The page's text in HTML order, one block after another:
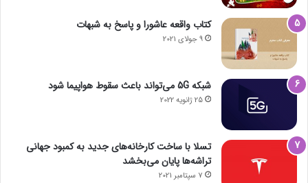
کتاب واقعه عاشورا و پاسخ به شبهات
9 جولای 2021
شبکه 5G می‌تواند باعث سقوط هواپیما شود
25 ژانویه 2022
تسلا با ساخت کارخانه‌های جدید به کمبود جهانی
تراشه‌ها پایان می‌بخشد
7 سپتامبر 2021